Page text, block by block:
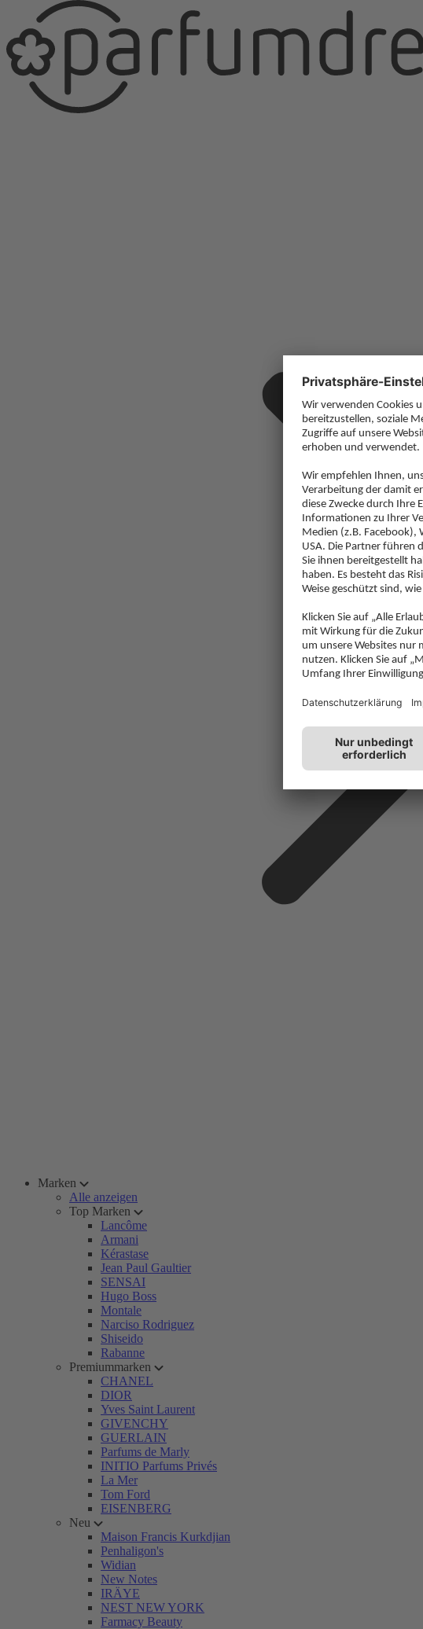
Marken
Alle anzeigen
Top Marken
Lancôme
Armani
Kérastase
Jean Paul Gaultier
SENSAI
Hugo Boss
Montale
Narciso Rodriguez
Shiseido
Rabanne
Premiummarken
CHANEL
DIOR
Yves Saint Laurent
GIVENCHY
GUERLAIN
Parfums de Marly
INITIO Parfums Privés
La Mer
Tom Ford
EISENBERG
Neu
Maison Francis Kurkdjian
Penhaligon's
Widian
New Notes
IRÄYE
NEST NEW YORK
Farmacy Beauty